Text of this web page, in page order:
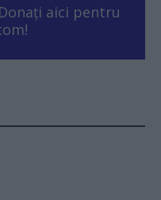
aici pentru